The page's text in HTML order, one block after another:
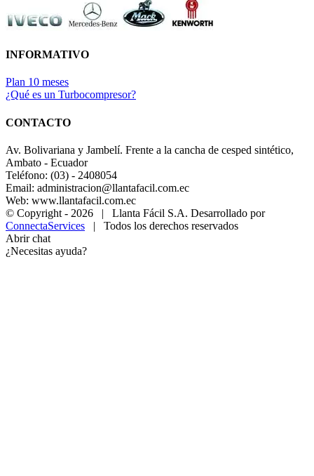
INFORMATIVO
Plan 10 meses
¿Qué es un Turbocompresor?
CONTACTO
Av. Bolivariana y Jambelí. Frente a la cancha de cesped sintético,
Ambato - Ecuador
Teléfono: (03) - 2408054
Email: administracion@llantafacil.com.ec
Web: www.llantafacil.com.ec
© Copyright - 2026 | Llanta Fácil S.A. Desarrollado por
ConnectaServices | Todos los derechos reservados
Abrir chat
¿Necesitas ayuda?